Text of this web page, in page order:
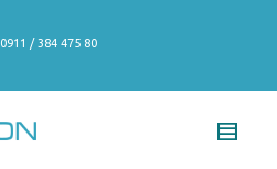
0911 / 384 475 80